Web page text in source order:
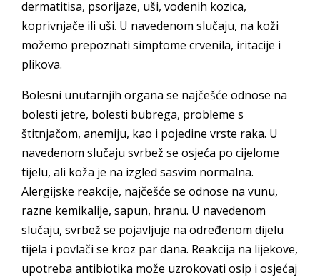
dermatitisa, psorijaze, uši, vodenih kozica,
koprivnjače ili uši. U navedenom slučaju, na koži
možemo prepoznati simptome crvenila, iritacije i
plikova.
Bolesni unutarnjih organa se najčešće odnose na
bolesti jetre, bolesti bubrega, probleme s
štitnjačom, anemiju, kao i pojedine vrste raka. U
navedenom slučaju svrbež se osjeća po cijelome
tijelu, ali koža je na izgled sasvim normalna.
Alergijske reakcije, najčešće se odnose na vunu,
razne kemikalije, sapun, hranu. U navedenom
slučaju, svrbež se pojavljuje na određenom dijelu
tijela i povlači se kroz par dana. Reakcija na lijekove,
upotreba antibiotika može uzrokovati osip i osjećaj